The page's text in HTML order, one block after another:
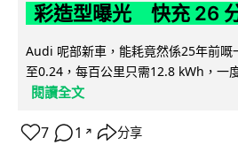
彩造型曝光 快充 26
Audi 呢部新車，能耗竟然係25年前
至0.24，每百公里只需12.8 kWh，一
閱讀全文
7 1 ↗ 分享